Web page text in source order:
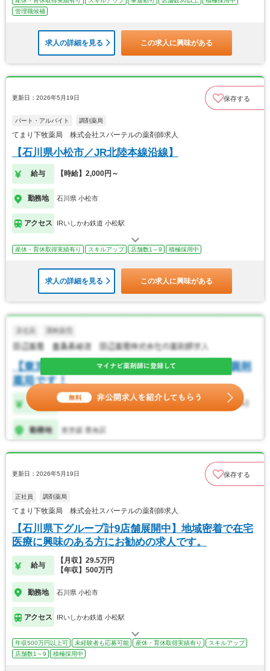
管理職候補
求人の詳細を見る この求人に興味がある
更新日：2026年5月19日 保存する
パート・アルバイト 調剤薬局
てまり下牧薬局 株式会社スパーテルの薬剤師求人
【石川県小松市／JR北陸本線沿線】
給与 【時給】2,000円～
勤務地 石川県 小松市
アクセス IRいしかわ鉄道 小松駅
産休・育休取得実績有り スキルアップ 店舗数1～9 積極採用中
求人の詳細を見る この求人に興味がある
更新日：2026年5月19日 保存する
正社員 調剤薬局
てまり下牧薬局 株式会社スパーテルの薬剤師求人
【石川県下グループ計9店舗展開中】地域密着で在宅
医療に興味のある方にお勧めの求人です。
給与
【月収】29.5万円
【年収】500万円
勤務地 石川県 小松市
アクセス IRいしかわ鉄道 小松駅
年収500万円以上可 未経験者も応募可能 産休・育休取得実績有り
スキルアップ
店舗数1～9
積極採用中